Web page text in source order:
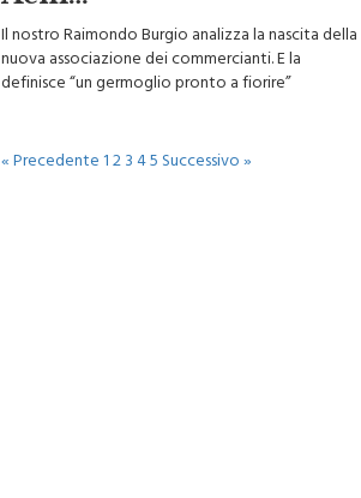
Il nostro Raimondo Burgio analizza la nascita della
nuova associazione dei commercianti. E la
definisce “un germoglio pronto a fiorire”
« Precedente123 45Successivo »